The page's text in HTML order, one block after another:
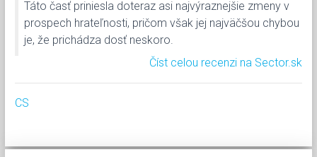
Táto časť priniesla doteraz asi najvýraznejšie zmeny v
prospech hrateľnosti, pričom však jej najväčšou chybou
je, že prichádza dosť neskoro.
Číst celou recenzi na Sector.sk
CS